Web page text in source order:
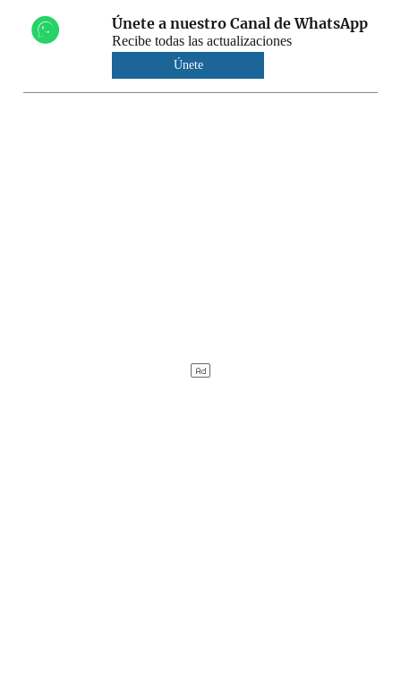
Únete a nuestro Canal de WhatsApp
Recibe todas las actualizaciones
Únete